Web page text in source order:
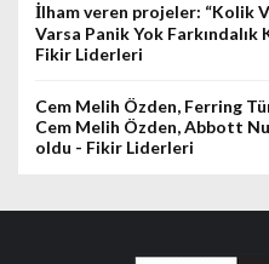
İlham veren projeler: “Kolik
Varsa Panik Yok Farkındalık
Fikir Liderleri
Cem Melih Özden, Ferring
Cem Melih Özden, Abbott
oldu - Fikir Liderleri